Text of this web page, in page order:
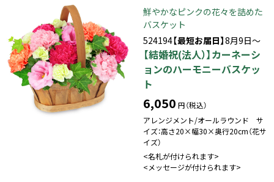
鮮やかなピンクの花々を詰めた
バスケット
524194【最短お届日】8月9日～
【結婚祝(法人）】カーネーシ
ョンのハーモニーバスケッ
ト
6,050 円（税込）
アレンジメント/オールラウンド サ
イズ：高さ20×幅30×奥行20cm（花サ
イズ）
<名札が付けられます>
<メッセージが付けられます>